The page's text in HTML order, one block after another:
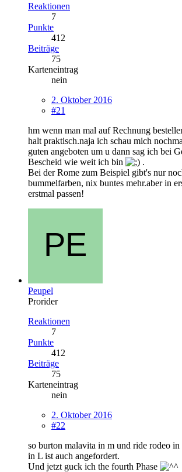
Reaktionen
7
Punkte
412
Beiträge
75
Karteneintrag
nein
2. Oktober 2016
#21
hm wenn man mal auf Rechnung
halt praktisch.naja ich schau mich
guten angeboten um u dann sag ich bei
Bescheid wie weit ich bin
.
Bei der Rome zum Beispiel gibt's nur
bummelfarben, nix buntes mehr.aber in
erstmal passen!
Peupel
Prorider
Reaktionen
7
Punkte
412
Beiträge
75
Karteneintrag
nein
2. Oktober 2016
#22
so burton malavita in m und ride rodeo
in L ist auch angefordert.
Und jetzt guck ich the fourth Phase